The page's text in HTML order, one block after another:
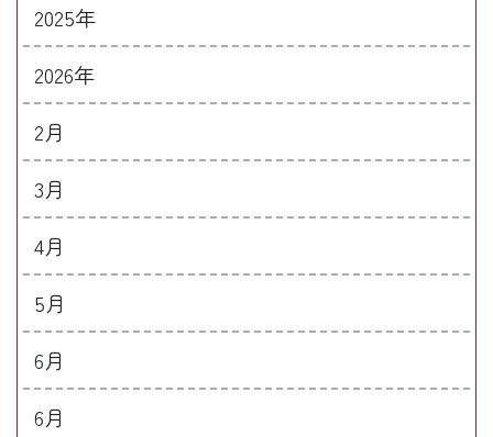
2025年
2026年
2月
3月
4月
5月
6月
6月